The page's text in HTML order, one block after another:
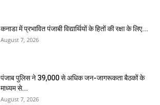
कनाडा में प्रभावित पंजाबी विद्यार्थियों के हितों की रक्षा के लिए...
August 7, 2026
पंजाब पुलिस ने 39,000 से अधिक जन-जागरूकता बैठकों के
माध्यम से...
August 7, 2026